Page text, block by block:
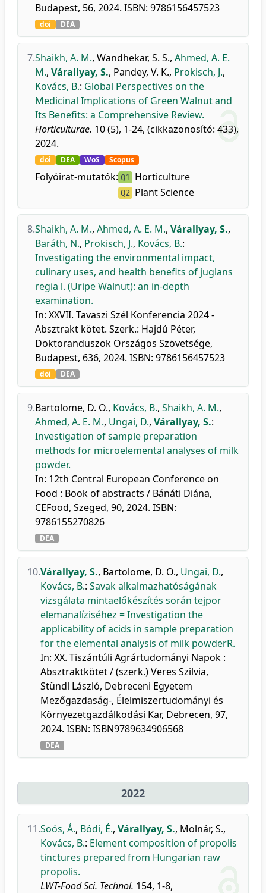
Budapest, 56, 2024. ISBN: 9786156457523
doi DEA
7.Shaikh, A. M., Wandhekar, S. S., Ahmed, A. E.
M., Várallyay, S., Pandey, V. K., Prokisch, J.,
Kovács, B.: Global Perspectives on the
Medicinal Implications of Green Walnut and
Its Benefits: a Comprehensive Review.
Horticulturae. 10 (5), 1-24, (cikkazonosító: 433),
2024.
doi DEA WoS Scopus
Folyóirat-mutatók: Q1 Horticulture
Q2 Plant Science
8.Shaikh, A. M., Ahmed, A. E. M., Várallyay, S.,
Baráth, N., Prokisch, J., Kovács, B.:
Investigating the environmental impact,
culinary uses, and health benefits of juglans
regia l. (Uripe Walnut): an in-depth
examination.
In: XXVII. Tavaszi Szél Konferencia 2024 -
Absztrakt kötet. Szerk.: Hajdú Péter,
Doktoranduszok Országos Szövetsége,
Budapest, 636, 2024. ISBN: 9786156457523
doi DEA
9.Bartolome, D. O., Kovács, B., Shaikh, A. M.,
Ahmed, A. E. M., Ungai, D., Várallyay, S.:
Investigation of sample preparation
methods for microelemental analyses of milk
powder.
In: 12th Central European Conference on
Food : Book of abstracts / Bánáti Diána,
CEFood, Szeged, 90, 2024. ISBN:
9786155270826
DEA
10.Várallyay, S., Bartolome, D. O., Ungai, D.,
Kovács, B.: Savak alkalmazhatóságának
vizsgálata mintaelőkészítés során tejpor
elemanalíziséhez = Investigation the
applicability of acids in sample preparation
for the elemental analysis of milk powderR.
In: XX. Tiszántúli Agrártudományi Napok :
Absztraktkötet / (szerk.) Veres Szilvia,
Stündl László, Debreceni Egyetem
Mezőgazdaság-, Élelmiszertudományi és
Környezetgazdálkodási Kar, Debrecen, 97,
2024. ISBN: ISBN9789634906568
DEA
2022
11.Soós, Á., Bódi, É., Várallyay, S., Molnár, S.,
Kovács, B.: Element composition of propolis
tinctures prepared from Hungarian raw
propolis.
LWT-Food Sci. Technol. 154, 1-8,